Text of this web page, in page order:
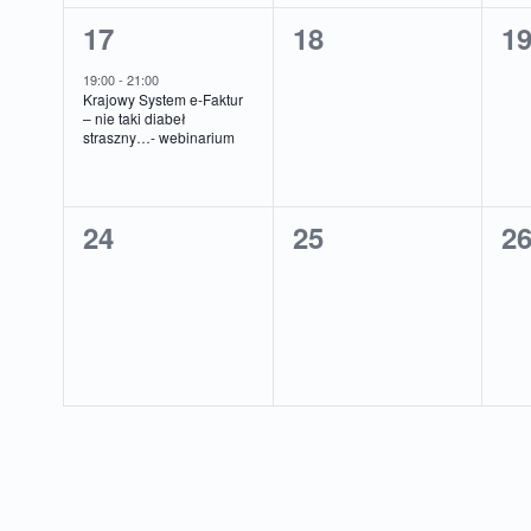
1
wydarzenie,
17
19:00- 21:00
Krajowy System e-Faktur
– nie taki diabeł
straszny…- webinarium
0
18
0
19
0
24
0
25
0
26